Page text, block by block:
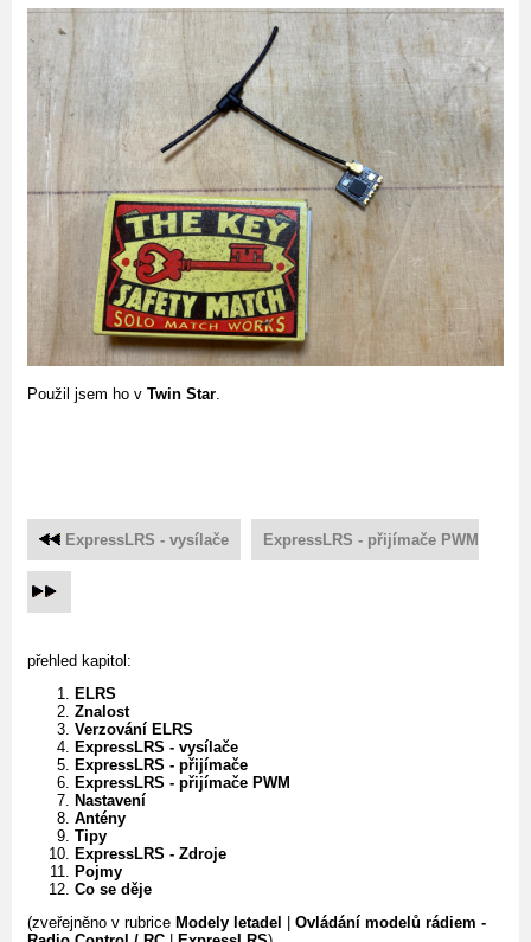
Použil jsem ho v Twin Star
ExpressLRS - vysílače ExpressLRS - přijímače PWM
přehled kapitol:
ELRS
Znalost
Verzování ELRS
ExpressLRS - vysílače
ExpressLRS - přijímače
ExpressLRS - přijímače PWM
Nastavení
Antény
Tipy
ExpressLRS - Zdroje
Pojmy
Co se děje
(zveřejněno v rubrice Modely letadel
Ovládání modelů rádiem -